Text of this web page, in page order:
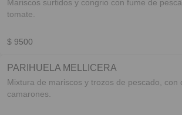
Mariscos surtidos y congrio con fume de
tomate.
$ 9500
PARIHUELA MELLICERA
Mixtura de mariscos y trozos de pescado, con
camarones.